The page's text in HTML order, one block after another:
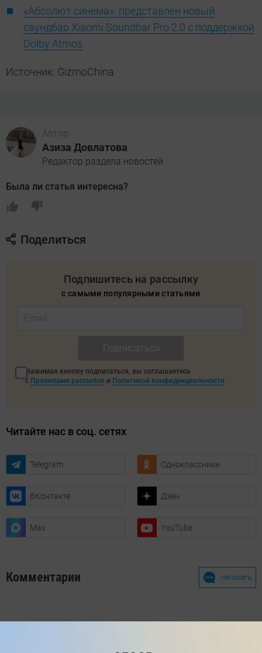
«Абсолют синема»: представлен новый
саундбар Xiaomi Soundbar Pro 2.0 с поддержкой
Dolby Atmos
Источник: GizmoChina
Автор
Азиза Довлатова
Редактор раздела новостей
Была ли статья интересна?
Поделиться
Подпишитесь на рассылку
с самыми популярными статьями
Нажимая кнопку подписаться, вы соглашаетесь
с Правилами рассылок и Политикой конфиденциальности
Читайте нас в соц. сетях
Telegram Одноклассники
ВКонтакте Дзен
Max YouTube
Комментарии Написать